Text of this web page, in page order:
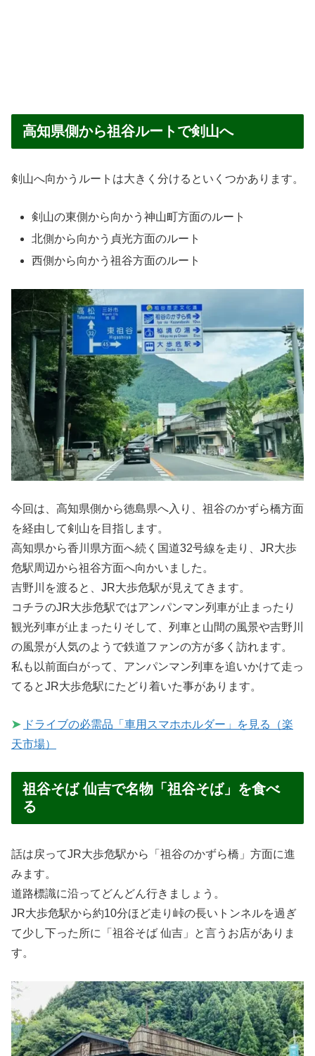
高知県側から祖谷ルートで剣山へ
剣山へ向かうルートは大きく分けるといくつかあります。
剣山の東側から向かう神山町方面のルート
北側から向かう貞光方面のルート
西側から向かう祖谷方面のルート
今回は、高知県側から徳島県へ入り、祖谷のかずら橋方面
を経由して剣山を目指します。
高知県から香川県方面へ続く国道32号線を走り、JR大歩
危駅周辺から祖谷方面へ向かいました。
吉野川を渡ると、JR大歩危駅が見えてきます。
コチラのJR大歩危駅ではアンパンマン列車が止まったり
観光列車が止まったりそして、列車と山間の風景や吉野川
の風景が人気のようで鉄道ファンの方が多く訪れます。
私も以前面白がって、アンパンマン列車を追いかけて走っ
てるとJR大歩危駅にたどり着いた事があります。
➤ ドライブの必需品「車用スマホホルダー」を見る（楽
天市場）
祖谷そば 仙吉で名物「祖谷そば」を食べ
る
話は戻ってJR大歩危駅から「祖谷のかずら橋」方面に進
みます。
道路標識に沿ってどんどん行きましょう。
JR大歩危駅から約10分ほど走り峠の長いトンネルを過ぎ
て少し下った所に「祖谷そば 仙吉」と言うお店がありま
す。